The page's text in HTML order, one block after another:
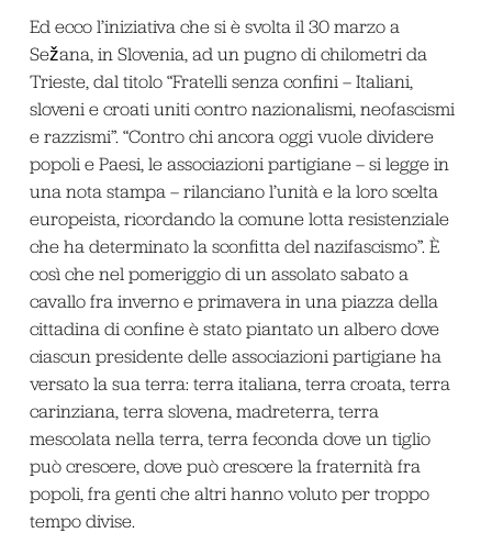
Ed ecco l’iniziativa che si è svolta il 30 marzo a
Sežana, in Slovenia, ad un pugno di chilometri da
Trieste, dal titolo “Fratelli senza confini – Italiani,
sloveni e croati uniti contro nazionalismi, neofascismi
e razzismi”. “Contro chi ancora oggi vuole dividere
popoli e Paesi, le associazioni partigiane – si legge in
una nota stampa – rilanciano l’unità e la loro scelta
europeista, ricordando la comune lotta resistenziale
che ha determinato la sconfitta del nazifascismo”. È
così che nel pomeriggio di un assolato sabato a
cavallo fra inverno e primavera in una piazza della
cittadina di confine è stato piantato un albero dove
ciascun presidente delle associazioni partigiane ha
versato la sua terra: terra italiana, terra croata, terra
carinziana, terra slovena, madreterra, terra
mescolata nella terra, terra feconda dove un tiglio
può crescere, dove può crescere la fraternità fra
popoli, fra genti che altri hanno voluto per troppo
tempo divise.